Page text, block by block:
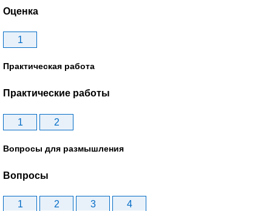
Оценка
1
Практическая работа
Практические работы
1 2
Вопросы для размышления
Вопросы
1 2 3 4